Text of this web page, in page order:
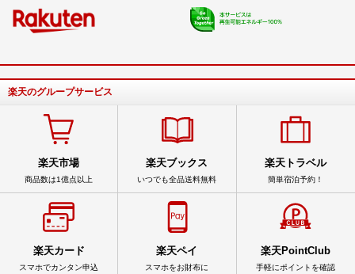
楽天のグループサービス
楽天市場
商品数は1億点以上
楽天ブックス
いつでも全品送料無料
楽天トラベル
簡単宿泊予約！
楽天カード
スマホでカンタン申込
楽天ペイ
スマホをお財布に
楽天PointClub
手軽にポイントを確認